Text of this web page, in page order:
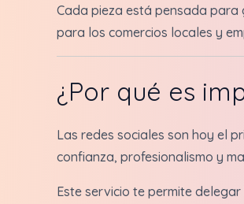
Cada pieza está pensada para
para los comercios locales y
¿Por qué es
Las redes sociales son hoy el
confianza, profesionalismo y
Este servicio te permite